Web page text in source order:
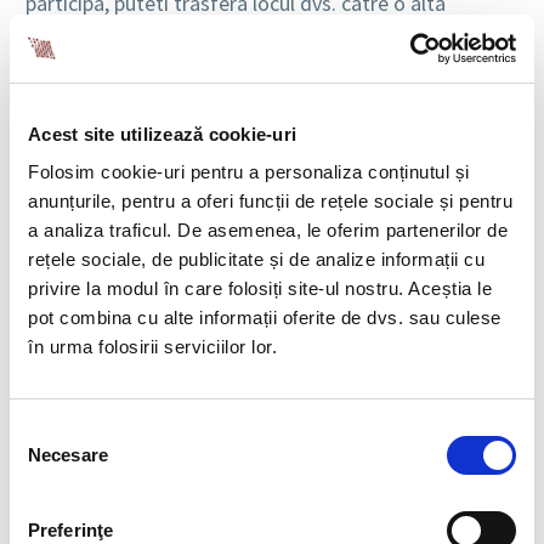
Acest site utilizează cookie-uri
Folosim cookie-uri pentru a personaliza conținutul și
anunțurile, pentru a oferi funcții de rețele sociale și pentru
a analiza traficul. De asemenea, le oferim partenerilor de
rețele sociale, de publicitate și de analize informații cu
privire la modul în care folosiți site-ul nostru. Aceștia le
pot combina cu alte informații oferite de dvs. sau culese
în urma folosirii serviciilor lor.
consimțământului
Necesare
Preferinţe
persoana interesata, cu obligatia de a anunta BIA, cu
cel mult 12 ore inainte de inceperea evenimentului
online, la adresa biaoffice@bia.ro.
Conditii de participare la evenimentele
online
Pentru participarea la eveniment este necesar sa
detineti o adresa de e-mail valida si sa aveti acces la
aplicatia ZOOM.
Participarea la evenimente se face intr-un numar
limitat de locuri, maxim 25 de persoane/sesiune. In
fost atins, veti fi informat si, in acest caz,
Organizatorul isi rezerva dreptul de a organiza o alta
sesiune, pe aceeasi tema, la o data ulterioara pe care